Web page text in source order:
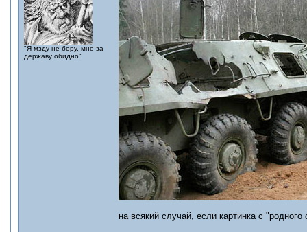
"Я мзду не беру, мне за
державу обидно"
на всякий случай, если картинка с